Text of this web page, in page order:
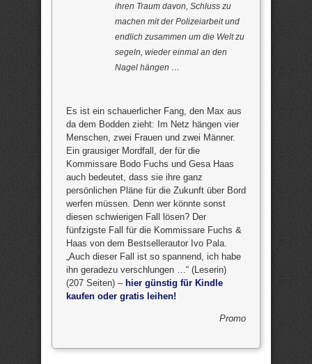
ihren Traum davon, Schluss zu
machen mit der Polizeiarbeit und
endlich zusammen um die Welt zu
segeln, wieder einmal an den
Nagel hängen …
Es ist ein schauerlicher Fang, den Max aus
da dem Bodden zieht: Im Netz hängen vier
Menschen, zwei Frauen und zwei Männer.
Ein grausiger Mordfall, der für die
Kommissare Bodo Fuchs und Gesa Haas
auch bedeutet, dass sie ihre ganz
persönlichen Pläne für die Zukunft über Bord
werfen müssen. Denn wer könnte sonst
diesen schwierigen Fall lösen? Der
fünfzigste Fall für die Kommissare Fuchs &
Haas von dem Bestsellerautor Ivo Pala.
„Auch dieser Fall ist so spannend, ich habe
ihn geradezu verschlungen …“ (Leserin)
(207 Seiten) – hier günstig für Kindle
kaufen oder gratis leihen!
Promo